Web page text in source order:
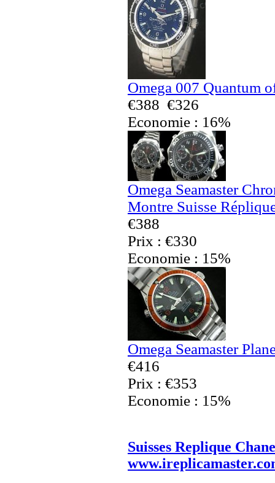
Omega 007 Quantum
€388 €326
Economie : 16%
Omega Seamaster
Montre Suisse
€388
Prix : €330
Economie : 15%
Omega Seamaster
€416
Prix : €353
Economie : 15%
Suisses Replique